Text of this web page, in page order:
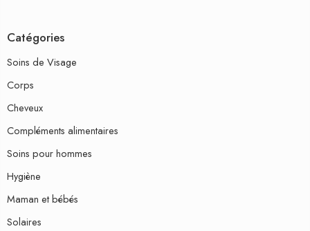
Catégories
Soins de Visage
Corps
Cheveux
Compléments alimentaires
Soins pour hommes
Hygiène
Maman et bébés
Solaires